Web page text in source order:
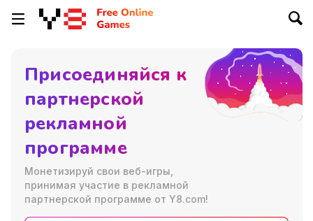
Присоединяйся к
партнерской
рекламной
программе
Монетизируй свои веб-игры,
принимая участие в рекламной
партнерской программе от Y8.com!